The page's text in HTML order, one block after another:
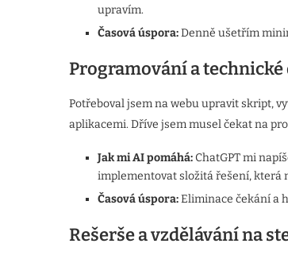
upravím.
Časová úspora:Denně ušetřím
Programování a
Potřeboval jsem na webu upravit skript,
aplikacemi. Dříve jsem musel čekat na
Jak mi AI pomáhá:ChatGPT mi
implementovat složitá řešení, která
Časová úspora:Eliminace čekání a
Rešerše a vzdělávání na